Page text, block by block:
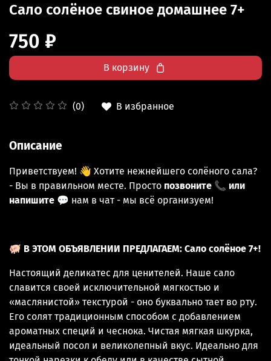
Сало солёное свиное домашнее 7+
(0) В избранное
750 ₽
В корзину
Описание
Приветствуем! 👋 Хотите нежнейшего солёного сала?
- Вы в правильном месте. Просто позвоните 📞 или
напишите 💬 нам в чат - мы всё организуем!
🐖 В ЭТОМ ОБЪЯВЛЕНИИ ПРЕДЛАГАЕМ: Сало солёное 7+!
Настоящий деликатес для ценителей. Наше сало
славится своей исключительной мягкостью и
«маслянистой» текстурой - оно буквально тает во рту.
Его солят традиционным способом с добавлением
ароматных специй и чеснока. Чистая мягкая шкурка,
идеальный посол и великолепный вкус. Идеально для